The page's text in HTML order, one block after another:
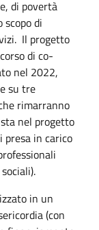
di povertà
di
Il progetto
di co-
nel 2022,
su tre
rimarranno
nel progetto
presa in carico
in un
(con